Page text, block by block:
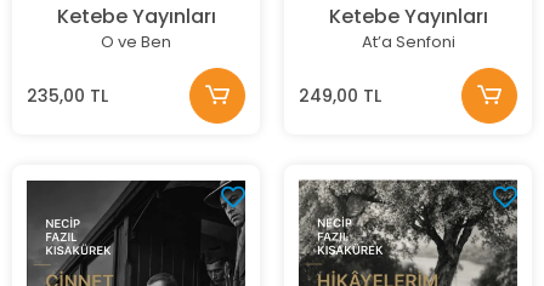
Ketebe Yayınları
O ve Ben
235,00 TL
Ketebe Yayınları
At’a Senfoni
249,00 TL